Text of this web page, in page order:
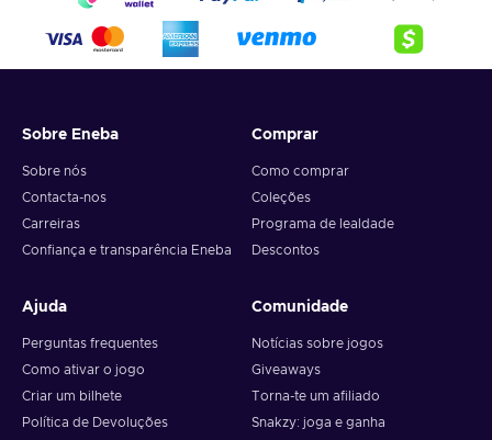
4. Pick the desired crypto between 8 of the most popular
crypto,
5. Enter your wallet address and click on redeem,
Note: You can choose one currency at a time and can only
redeem your whole voucher at once. Once you’ve done that,
you should give it up to 30 minutes for your cryptocurrency
Sobre Eneba
Sobre nós
Contacta-nos
Carreiras
Confiança e transparência Eneba
Comprar
Como comprar
Coleções
Programa de lealdade
Descontos
Ajuda
Perguntas frequentes
Como ativar o jogo
Criar um bilhete
Política de Devoluções
Comunidade
Notícias sobre jogos
Giveaways
Torna-te um afiliado
Snakzy: joga e ganha